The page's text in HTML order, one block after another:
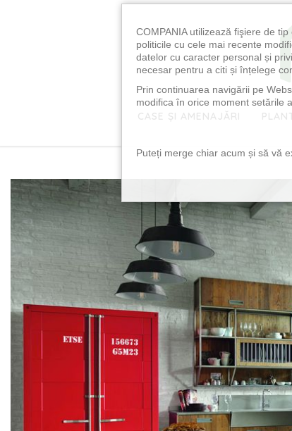
CASE ȘI AMENAJĂRI
COMPANIA utilizează fişiere de
politicile cu cele mai recente
datelor cu caracter personal și
necesar pentru a citi și înțelege
Prin continuarea navigării pe
modifica în orice moment setările
Puteți merge chiar acum și să vă